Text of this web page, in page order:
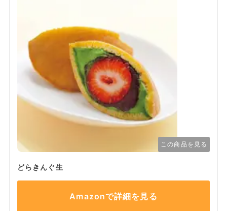
この商品を見る
どらきんぐ生
Amazonで詳細を見る